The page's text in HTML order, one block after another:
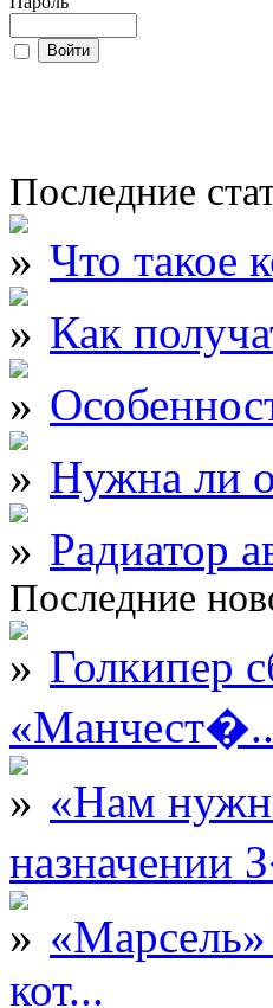
Последние
Что такое
Как
Нужна ли
Радиатор
Последние
Голкипер
«Нам
назначении
«Марсель»
кот...